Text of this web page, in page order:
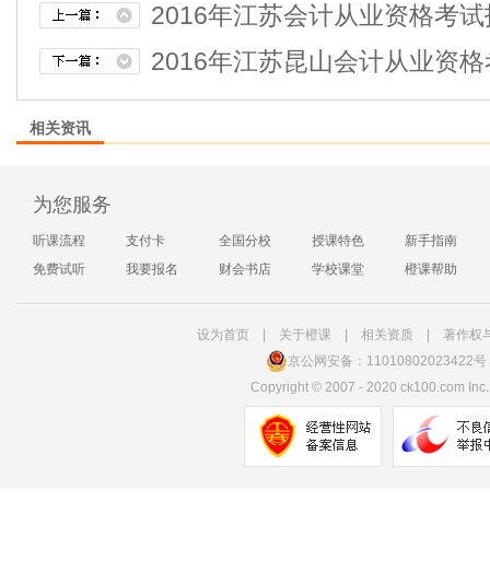
2016年江苏会计从业资格考
2016年江苏昆山会计从业资
相关资讯
为您服务
听课流程 支付卡 全国分校 授课特色
新手指南
免费试听
我要报名 财会书店 学校课堂 橙课帮助
设为首页| 关于橙课| 相关资质
著作权
京公网安备：11010802023422号
Copyright ©2007 - 2020 ck100.com